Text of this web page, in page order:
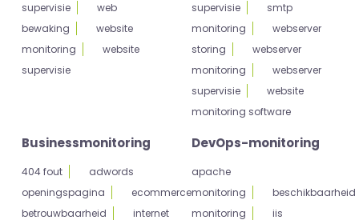
supervisie
web
bewaking
website
monitoring
website
supervisie
supervisie
smtp
monitoring
webserver
storing
webserver
monitoring
webserver
supervisie
website
monitoring software
Businessmonitoring
404 fout
adwords
openingspagina
ecommerce
betrouwbaarheid
internet
DevOps-monitoring
apache
monitoring
beschikbaarheid
monitoring
iis